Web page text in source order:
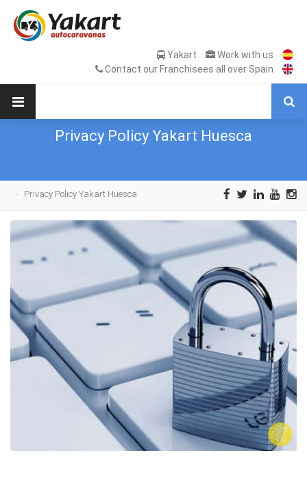
Yakart
Work with us
Contact our Franchisees all over Spain
Privacy Policy Yakart Huesca
Privacy Policy Yakart Huesca